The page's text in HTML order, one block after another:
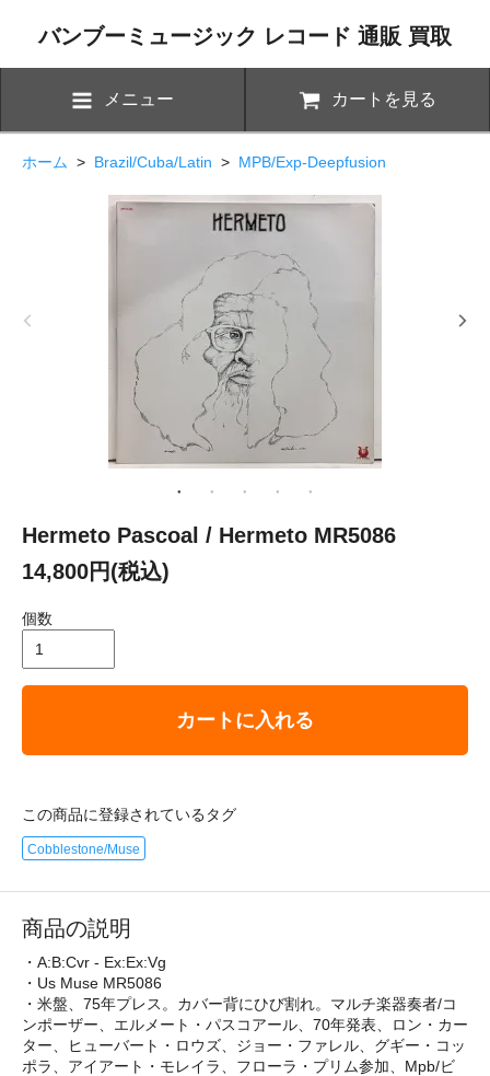
バンブーミュージック レコード 通販 買取
メニュー カートを見る
ホーム > Brazil/Cuba/Latin > MPB/Exp-Deepfusion
Hermeto Pascoal / Hermeto MR5086
14,800円(税込)
個数
カートに入れる
この商品に登録されているタグ
Cobblestone/Muse
商品の説明
・A:B:Cvr - Ex:Ex:Vg
・Us Muse MR5086
・米盤、75年プレス。カバー背にひび割れ。マルチ楽器奏者/コ
ンポーザー、エルメート・パスコアール、70年発表、ロン・カー
ター、ヒューバート・ロウズ、ジョー・ファレル、グギー・コッ
ポラ、アイアート・モレイラ、フローラ・プリム参加、Mpb/ビ